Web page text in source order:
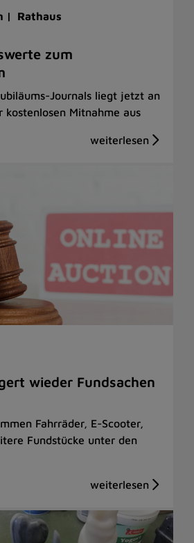
| Rathaus
zum
Journals liegt jetzt an
kostenlosen Mitnahme aus
wieder Fundsachen
Fahrräder, E-Scooter,
Fundstücke unter den